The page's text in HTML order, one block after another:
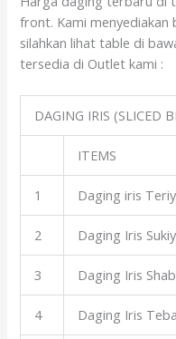
front. Kami
silahkan lihat table di
tersedia di Outlet kami :
DAGING IRIS (SLICED
ITEMS
1 Daging iris
2 Daging Iris
3 Daging Iris
4 Daging Iris